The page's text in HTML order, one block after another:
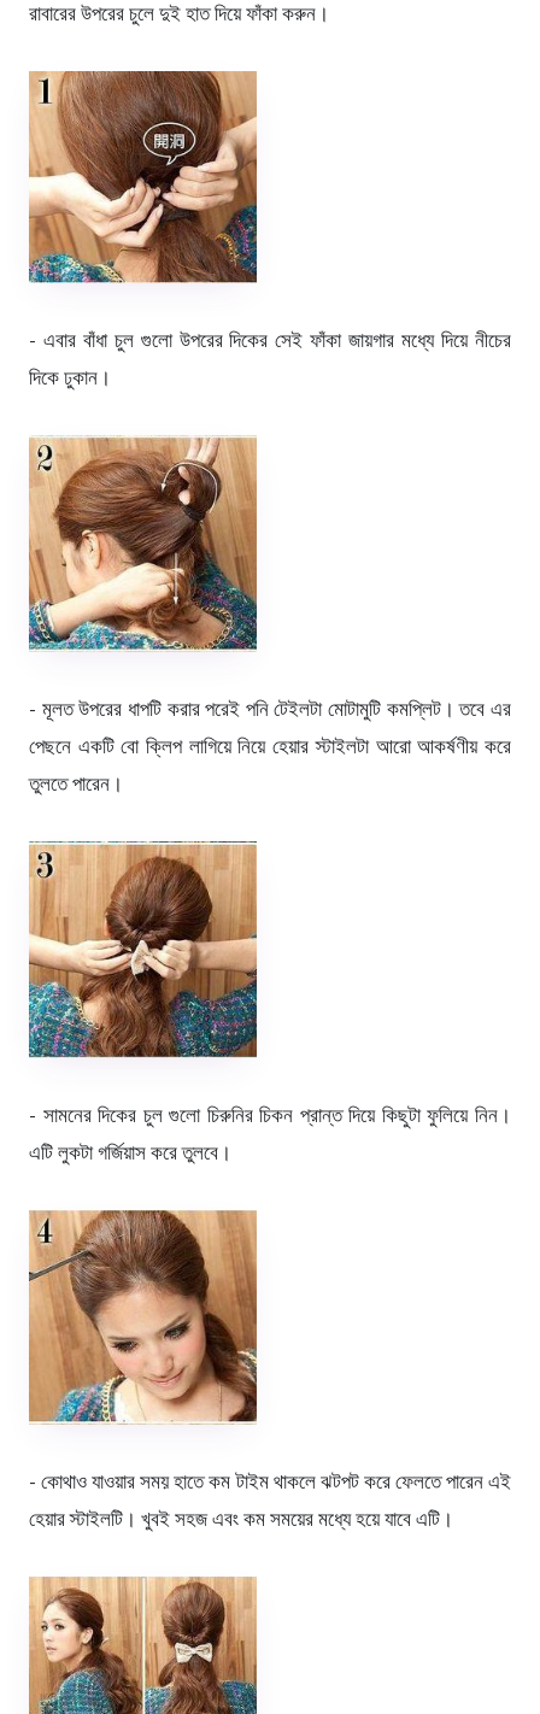
রাবারের উপরের চুলে দুই হাত দিয়ে ফাঁকা করুন।
- এবার বাঁধা চুল গুলো উপরের দিকের সেই ফাঁকা জায়গার মধ্যে দিয়ে নীচের
দিকে ঢুকান।
- মূলত উপরের ধাপটি করার পরেই পনি টেইলটা মোটামুটি কমপ্লিট। তবে এর
পেছনে একটি বো ক্লিপ লাগিয়ে নিয়ে হেয়ার স্টাইলটা আরো আকর্ষণীয় করে
তুলতে পারেন।
- সামনের দিকের চুল গুলো চিরুনির চিকন প্রান্ত দিয়ে কিছুটা ফুলিয়ে নিন।
এটি লুকটা গর্জিয়াস করে তুলবে।
- কোথাও যাওয়ার সময় হাতে কম টাইম থাকলে ঝটপট করে ফেলতে পারেন এই
হেয়ার স্টাইলটি। খুবই সহজ এবং কম সময়ের মধ্যে হয়ে যাবে এটি।